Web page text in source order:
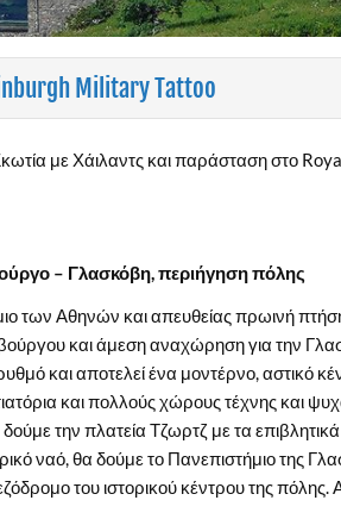
Military Tattoo
με Χάιλαντς και παράσταση στο
– Γλασκόβη, περιήγηση πόλης
των Αθηνών και απευθείας πρωινή
και άμεση αναχώρηση για την
και αποτελεί ένα μοντέρνο, αστικό
και πολλούς χώρους τέχνης και
την πλατεία Τζωρτζ με τα
ναό, θα δούμε το Πανεπιστήμιο της
του ιστορικού κέντρου της